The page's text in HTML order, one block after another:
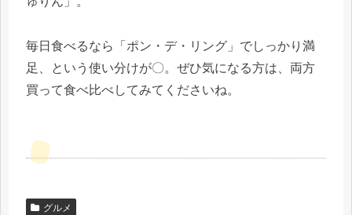
毎日食べるなら「ポン・デ・リング」でしっかり満
足、という使い分けが〇。ぜひ気になる方は、両方
買って食べ比べしてみてくださいね。
グルメ